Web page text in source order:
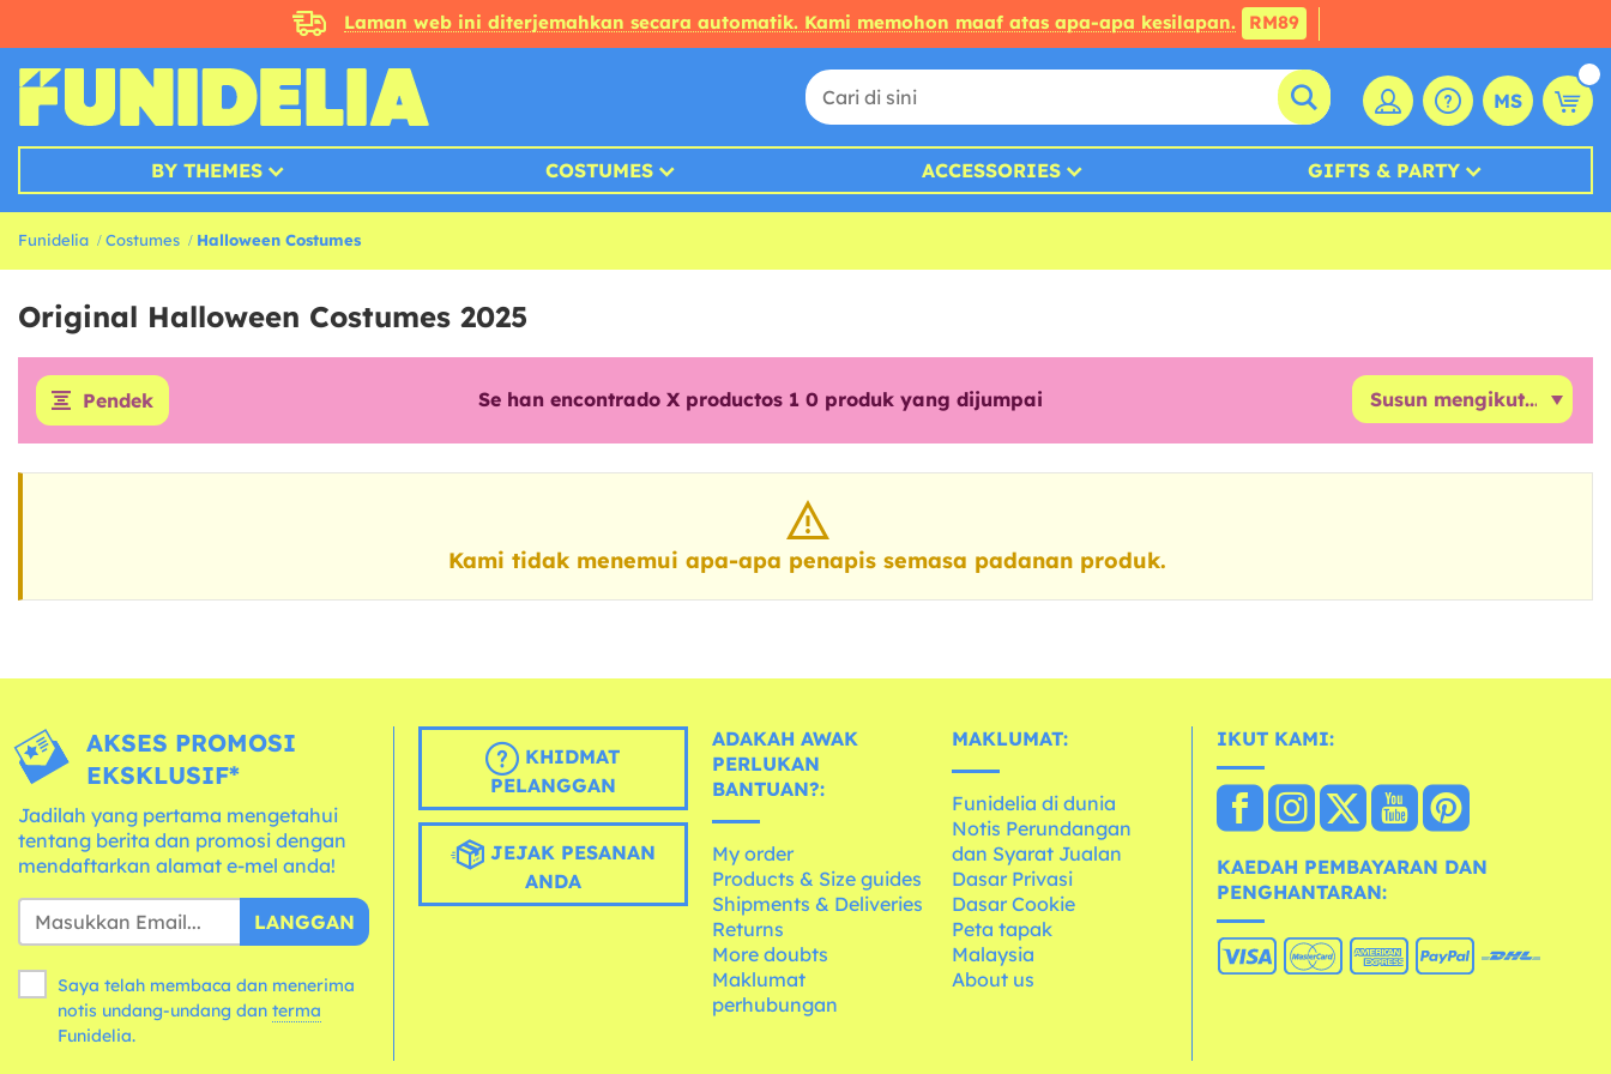
Laman web ini diterjemahkan secara automatik. Kami memohon maaf atas apa-apa kesilapan. RM89
MS
BY THEMES COSTUMES ACCESSORIES GIFTS & PARTY
Funidelia Costumes Halloween Costumes
Original Halloween Costumes 2025
Pendek Se han encontrado X productos 1 0 produk yang dijumpai
Kami tidak menemui apa-apa penapis semasa padanan produk.
AKSES PROMOSI
EKSKLUSIF*
Jadilah yang pertama mengetahui
tentang berita dan promosi dengan
mendaftarkan alamat e-mel anda!
LANGGAN
Saya telah membaca dan menerima
notis undang-undang dan terma
Funidelia.
KHIDMAT
PELANGGAN
JEJAK PESANAN
ANDA
ADAKAH AWAK
PERLUKAN
BANTUAN?:
My order
Products & Size guides
Shipments & Deliveries
Returns
More doubts
Maklumat
perhubungan
MAKLUMAT:
Funidelia di dunia
Notis Perundangan
dan Syarat Jualan
Dasar Privasi
Dasar Cookie
Peta tapak
Malaysia
About us
IKUT KAMI:
KAEDAH PEMBAYARAN DAN
PENGHANTARAN: